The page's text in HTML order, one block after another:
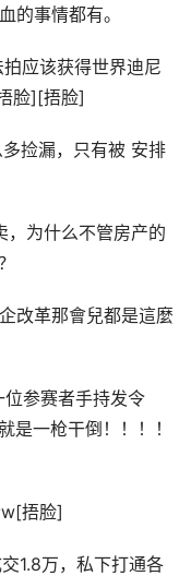
的事情都有。
应该获得世界迪尼
脸][捂脸]
捡漏，只有被 安排
，为什么不管房产的
改革那會兒都是這麼
位参赛者手持发令
是一枪干倒！！！！
捂脸]
1.8万，私下打通各